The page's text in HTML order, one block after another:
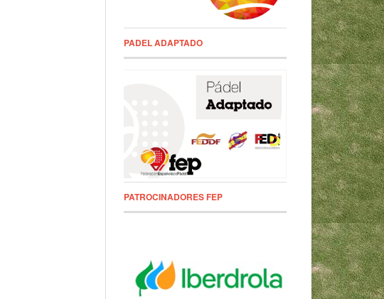
PADEL ADAPTADO
PATROCINADORES FEP